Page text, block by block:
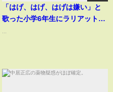
「はげ、はげ、はげは嫌い」と
歌った小学6年生にラリアット